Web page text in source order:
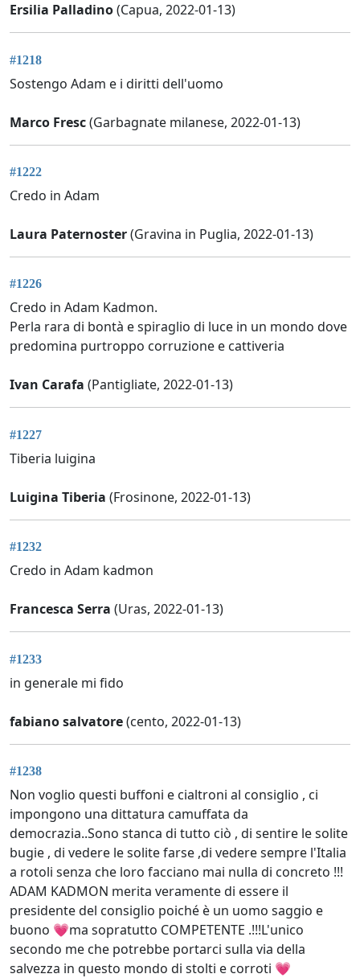
Ersilia Palladino(Capua, 2022-01-13)
#1218
Sostengo Adam e i diritti dell'uomo
Marco Fresc(Garbagnate milanese, 2022-01-13)
#1222
Credo in Adam
Laura Paternoster(Gravina in Puglia, 2022-01-13)
#1226
Credo in Adam Kadmon.
Perla rara di bontà e spiraglio di luce in un mondo dove
predomina purtroppo corruzione e cattiveria
Ivan Carafa (Pantigliate, 2022-01-13)
#1227
Tiberia luigina
Luigina Tiberia (Frosinone, 2022-01-13)
#1232
Credo in Adam kadmon
Francesca Serra (Uras, 2022-01-13)
#1233
in generale mi fido
fabiano salvatore(cento, 2022-01-13)
#1238
Non voglio questi buffoni e cialtroni al consiglio , ci
impongono una dittatura camuffata da
democrazia..Sono stanca di tutto ciò , di sentire le solite
bugie , di vedere le solite farse ,di vedere sempre l'Italia
a rotoli senza che loro facciano mai nulla di concreto !!!
ADAM KADMON merita veramente di essere il
presidente del consiglio poiché è un uomo saggio e
buono 💗ma sopratutto COMPETENTE .!!!L'unico
secondo me che potrebbe portarci sulla via della
salvezza in questo mondo di stolti e corroti 💗